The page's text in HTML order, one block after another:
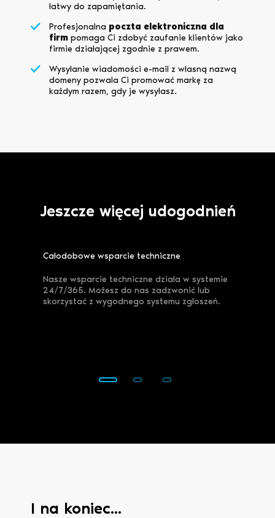
łatwy do zapamiętania.
Profesjonalna poczta elektroniczna dla
firm pomaga Ci zdobyć zaufanie klientów jako
firmie działającej zgodnie z prawem.
Wysyłanie wiadomości e-mail z własną nazwą
domeny pozwala Ci promować markę za
każdym razem, gdy je wysyłasz.
Jeszcze więcej udogodnień
Całodobowe wsparcie techniczne
Nasze wsparcie techniczne działa w systemie
24/7/365. Możesz do nas zadzwonić lub
skorzystać z wygodnego systemu zgłoszeń.
I na koniec...